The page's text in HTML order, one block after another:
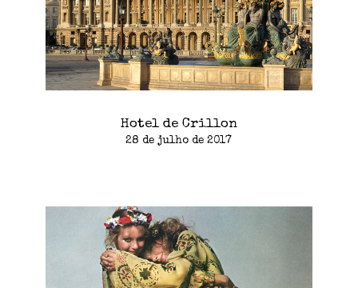
Hotel de Crillon
28 de julho de 2017